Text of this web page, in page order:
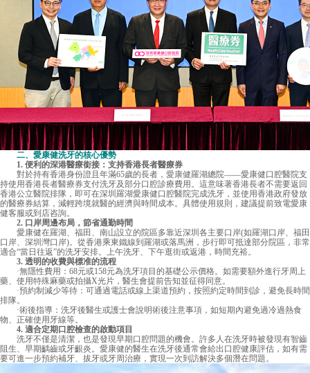
二、愛康健洗牙的核心優勢
1. 便利的深港醫療銜接：支持香港長者醫療券
對於持有香港身份證且年滿65歲的長者， 愛康健羅湖總院——愛康健口腔醫院支
持使用香港長者醫療券支付洗牙及部分口腔診療費用。這意味著香港長者不需要返回
香港公立醫院排隊，即可在深圳羅湖愛康健口腔醫院完成洗牙，並使用香港政府發放
的醫療券結算，減輕跨境就醫的經濟與時間成本。具體使用規則，建議提前致電愛康
健客服或到店咨詢。
2. 口岸周邊布局，節省通勤時間
愛康健在羅湖、福田、南山設立的院區多靠近深圳各主要口岸(如羅湖口岸、福田
口岸、深圳灣口岸)。從香港乘東鐵線到羅湖或落馬洲，步行即可抵達部分院區，非常
適合“當日往返”的洗牙安排。上午洗牙、下午逛街或返港，時間充裕。
3. 透明的收費與標准的流程
·無隱性費用：68元或158元為洗牙項目的基礎公示價格。如需要額外進行牙周上
藥、使用特殊麻藥或拍攝X光片，醫生會提前告知並征得同意。
·預約制減少等待：可通過電話或線上渠道預約，按照約定時間到診，避免長時間
排隊。
·術後指導：洗牙後醫生或護士會說明術後注意事項，如短期內避免過冷過熱食
物、正確使用牙線等。
4. 適合定期口腔檢查的啟動項目
洗牙不僅是清潔，也是發現早期口腔問題的機會。許多人在洗牙時被發現有智齒
阻生、早期齲齒或牙齦炎。愛康健的醫生在洗牙後通常會給出口腔健康評估，如有需
要可進一步預約補牙、拔牙或牙周治療，實現一次到訪解決多個潛在問題。